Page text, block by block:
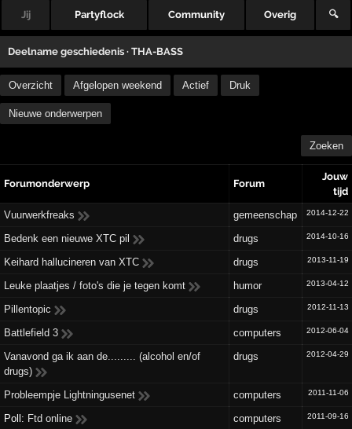
Jij Partyflock Community Overig 🔍
Deelname geschiedenis ·THA-BASS
Overzicht Afgelopen weekend Actief Druk
Nieuwe onderwerpen
Zoeken
Forumonderwerp Forum
Jouw
tijd
Vuurwerkfreaks
gemeenschap 2014-12-22
Bedenk een nieuwe XTC pil drugs 2014-10-16
Keihard hallucineren van XTC drugs 2013-11-19
Leuke plaatjes / foto's die je tegen komt humor 2013-04-12
Pillentopic drugs 2012-11-13
Battlefield 3 computers 2012-06-04
Vanavond ga ik aan de......... (alcohol en/of
drugs)
drugs 2012-04-29
Probleempje Lightningusenet computers 2011-11-06
Poll: Ftd online computers 2011-09-16